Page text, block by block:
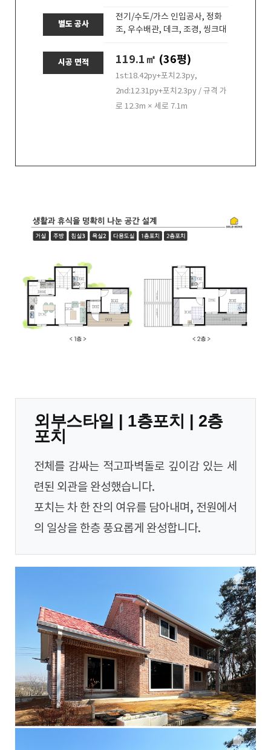
별도 공사
전기/수도/가스 인입공사, 정화
조, 우수배관, 데크, 조경, 씽크대
시공 면적 119.1㎡ (36평)
1st:18.42py+포치2.3py,
2nd:12.31py+포치2.3py / 규격 가
로 12.3m × 세로 7.1m
외부스타일 | 1층포치 | 2층
포치
전체를 감싸는 적고파벽돌로 깊이감 있는 세
련된 외관을 완성했습니다.
포치는 차 한 잔의 여유를 담아내며, 전원에서
의 일상을 한층 풍요롭게 완성합니다.